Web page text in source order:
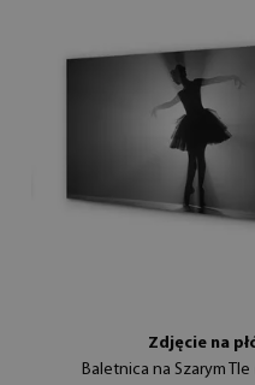
Zdjęcie na
Baletnica na Szarym Tle